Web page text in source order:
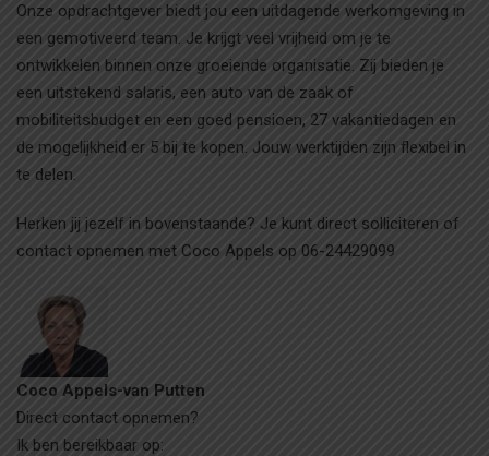
Onze opdrachtgever biedt jou een uitdagende werkomgeving in
een gemotiveerd team. Je krijgt veel vrijheid om je te
ontwikkelen binnen onze groeiende organisatie. Zij bieden je
een uitstekend salaris, een auto van de zaak of
mobiliteitsbudget en een goed pensioen, 27 vakantiedagen en
de mogelijkheid er 5 bij te kopen. Jouw werktijden zijn flexibel in
te delen.
Herken jij jezelf in bovenstaande? Je kunt direct solliciteren of
contact opnemen met Coco Appels op 06-24429099
Coco Appels-van Putten
Direct contact opnemen?
Ik ben bereikbaar op: